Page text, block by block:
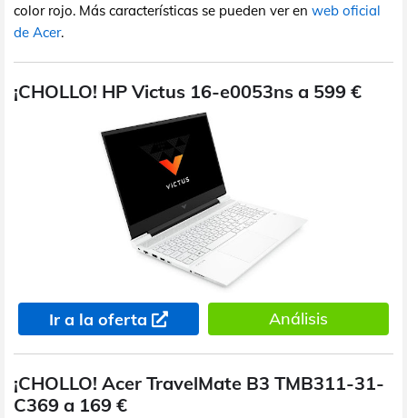
color rojo. Más características se pueden ver en web oficial
de Acer.
¡CHOLLO! HP Victus 16-e0053ns a 599 €
Ir a la oferta Análisis
¡CHOLLO! Acer TravelMate B3 TMB311-31-
C369 a 169 €